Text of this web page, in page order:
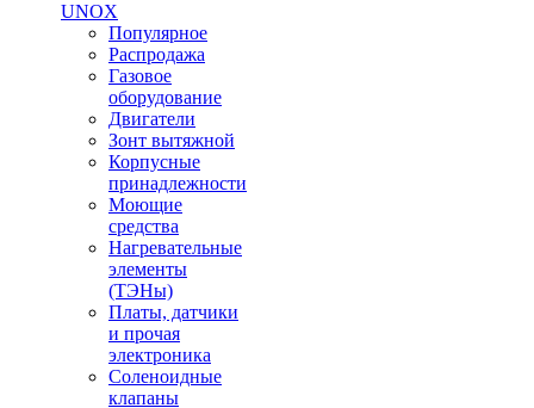
UNOX
Популярное
Распродажа
Газовое
оборудование
Двигатели
Зонт вытяжной
Корпусные
принадлежности
Моющие
средства
Нагревательные
элементы
(ТЭНы)
Платы, датчики
и прочая
электроника
Соленоидные
клапаны